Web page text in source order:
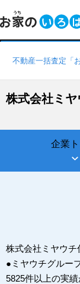
不動産一括査定「
株式会社ミ
企業
株式会社ミヤウチ
●ミヤウチグルー
5825件以上の実